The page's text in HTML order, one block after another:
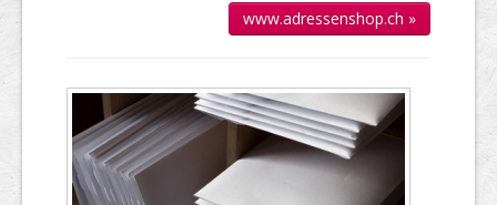
www.adressenshop.ch »